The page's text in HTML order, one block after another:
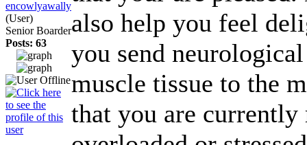
encowlyawally
(User)
Senior Boarder
Posts: 63
also help you feel
you send
muscle tissue to the
that you are